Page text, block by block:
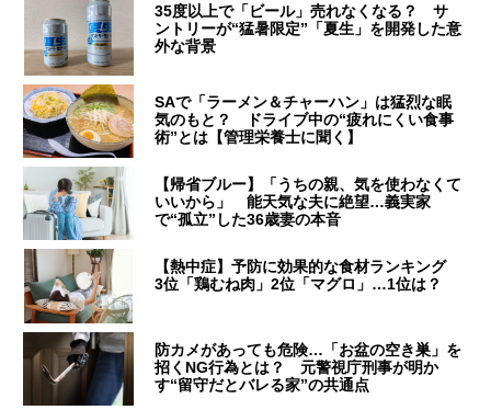
35度以上で「ビール」売れなくなる？ サ
ントリーが“猛暑限定”「夏生」を開発した意
外な背景
SAで「ラーメン＆チャーハン」は猛烈な眠
気のもと？ ドライブ中の“疲れにくい食事
術”とは【管理栄養士に聞く】
【帰省ブルー】「うちの親、気を使わなくて
いいから」 能天気な夫に絶望…義実家
で“孤立”した36歳妻の本音
【熱中症】予防に効果的な食材ランキング
3位「鶏むね肉」2位「マグロ」…1位は？
防カメがあっても危険…「お盆の空き巣」を
招くNG行為とは？ 元警視庁刑事が明か
す“留守だとバレる家”の共通点